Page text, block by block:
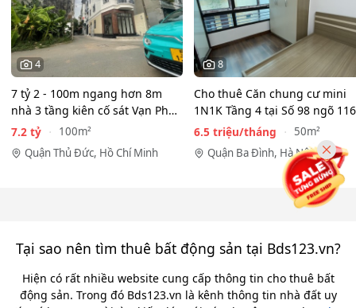
4
7 tỷ 2 - 100m ngang hơn 8m
nhà 3 tầng kiên cố sát Vạn Phúc
City - HẺM XE HƠI…
7.2 tỷ
100m²
Quận Thủ Đức, Hồ Chí Minh
8
Cho thuê Căn chung cư mini
1N1K Tầng 4 tại Số 98 ngõ 116
Phan Kế Bính, Ba Đình.…
6.5 triệu/tháng
50m²
Quận Ba Đình, Hà Nội
Tại sao nên tìm thuê bất động sản tại Bds123.vn?
Hiện có rất nhiều website cung cấp thông tin cho thuê bất
động sản. Trong đó Bds123.vn là kênh thông tin nhà đất uy